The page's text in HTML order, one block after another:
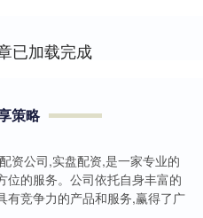
已加载完成
策略
资公司,实盘配资,是一家专业的
位的服务。公司依托自身丰富的
有竞争力的产品和服务,赢得了广